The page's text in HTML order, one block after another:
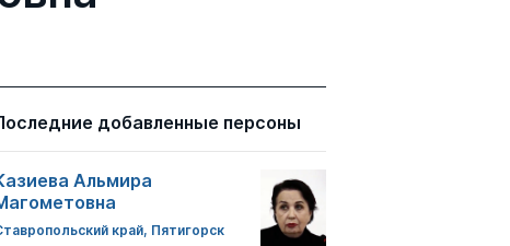
добавленные персоны
Альмира
край, Пятигорск